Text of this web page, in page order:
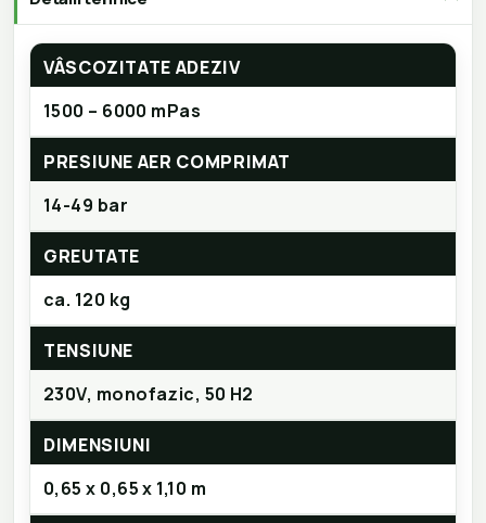
VÂSCOZITATE ADEZIV
1500 – 6000 mPas
PRESIUNE AER COMPRIMAT
14-49 bar
GREUTATE
ca. 120 kg
TENSIUNE
230V, monofazic, 50 H2
DIMENSIUNI
0,65 x 0,65 x 1,10 m